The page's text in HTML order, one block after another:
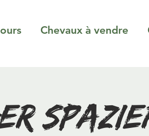
Chevaux à vendre